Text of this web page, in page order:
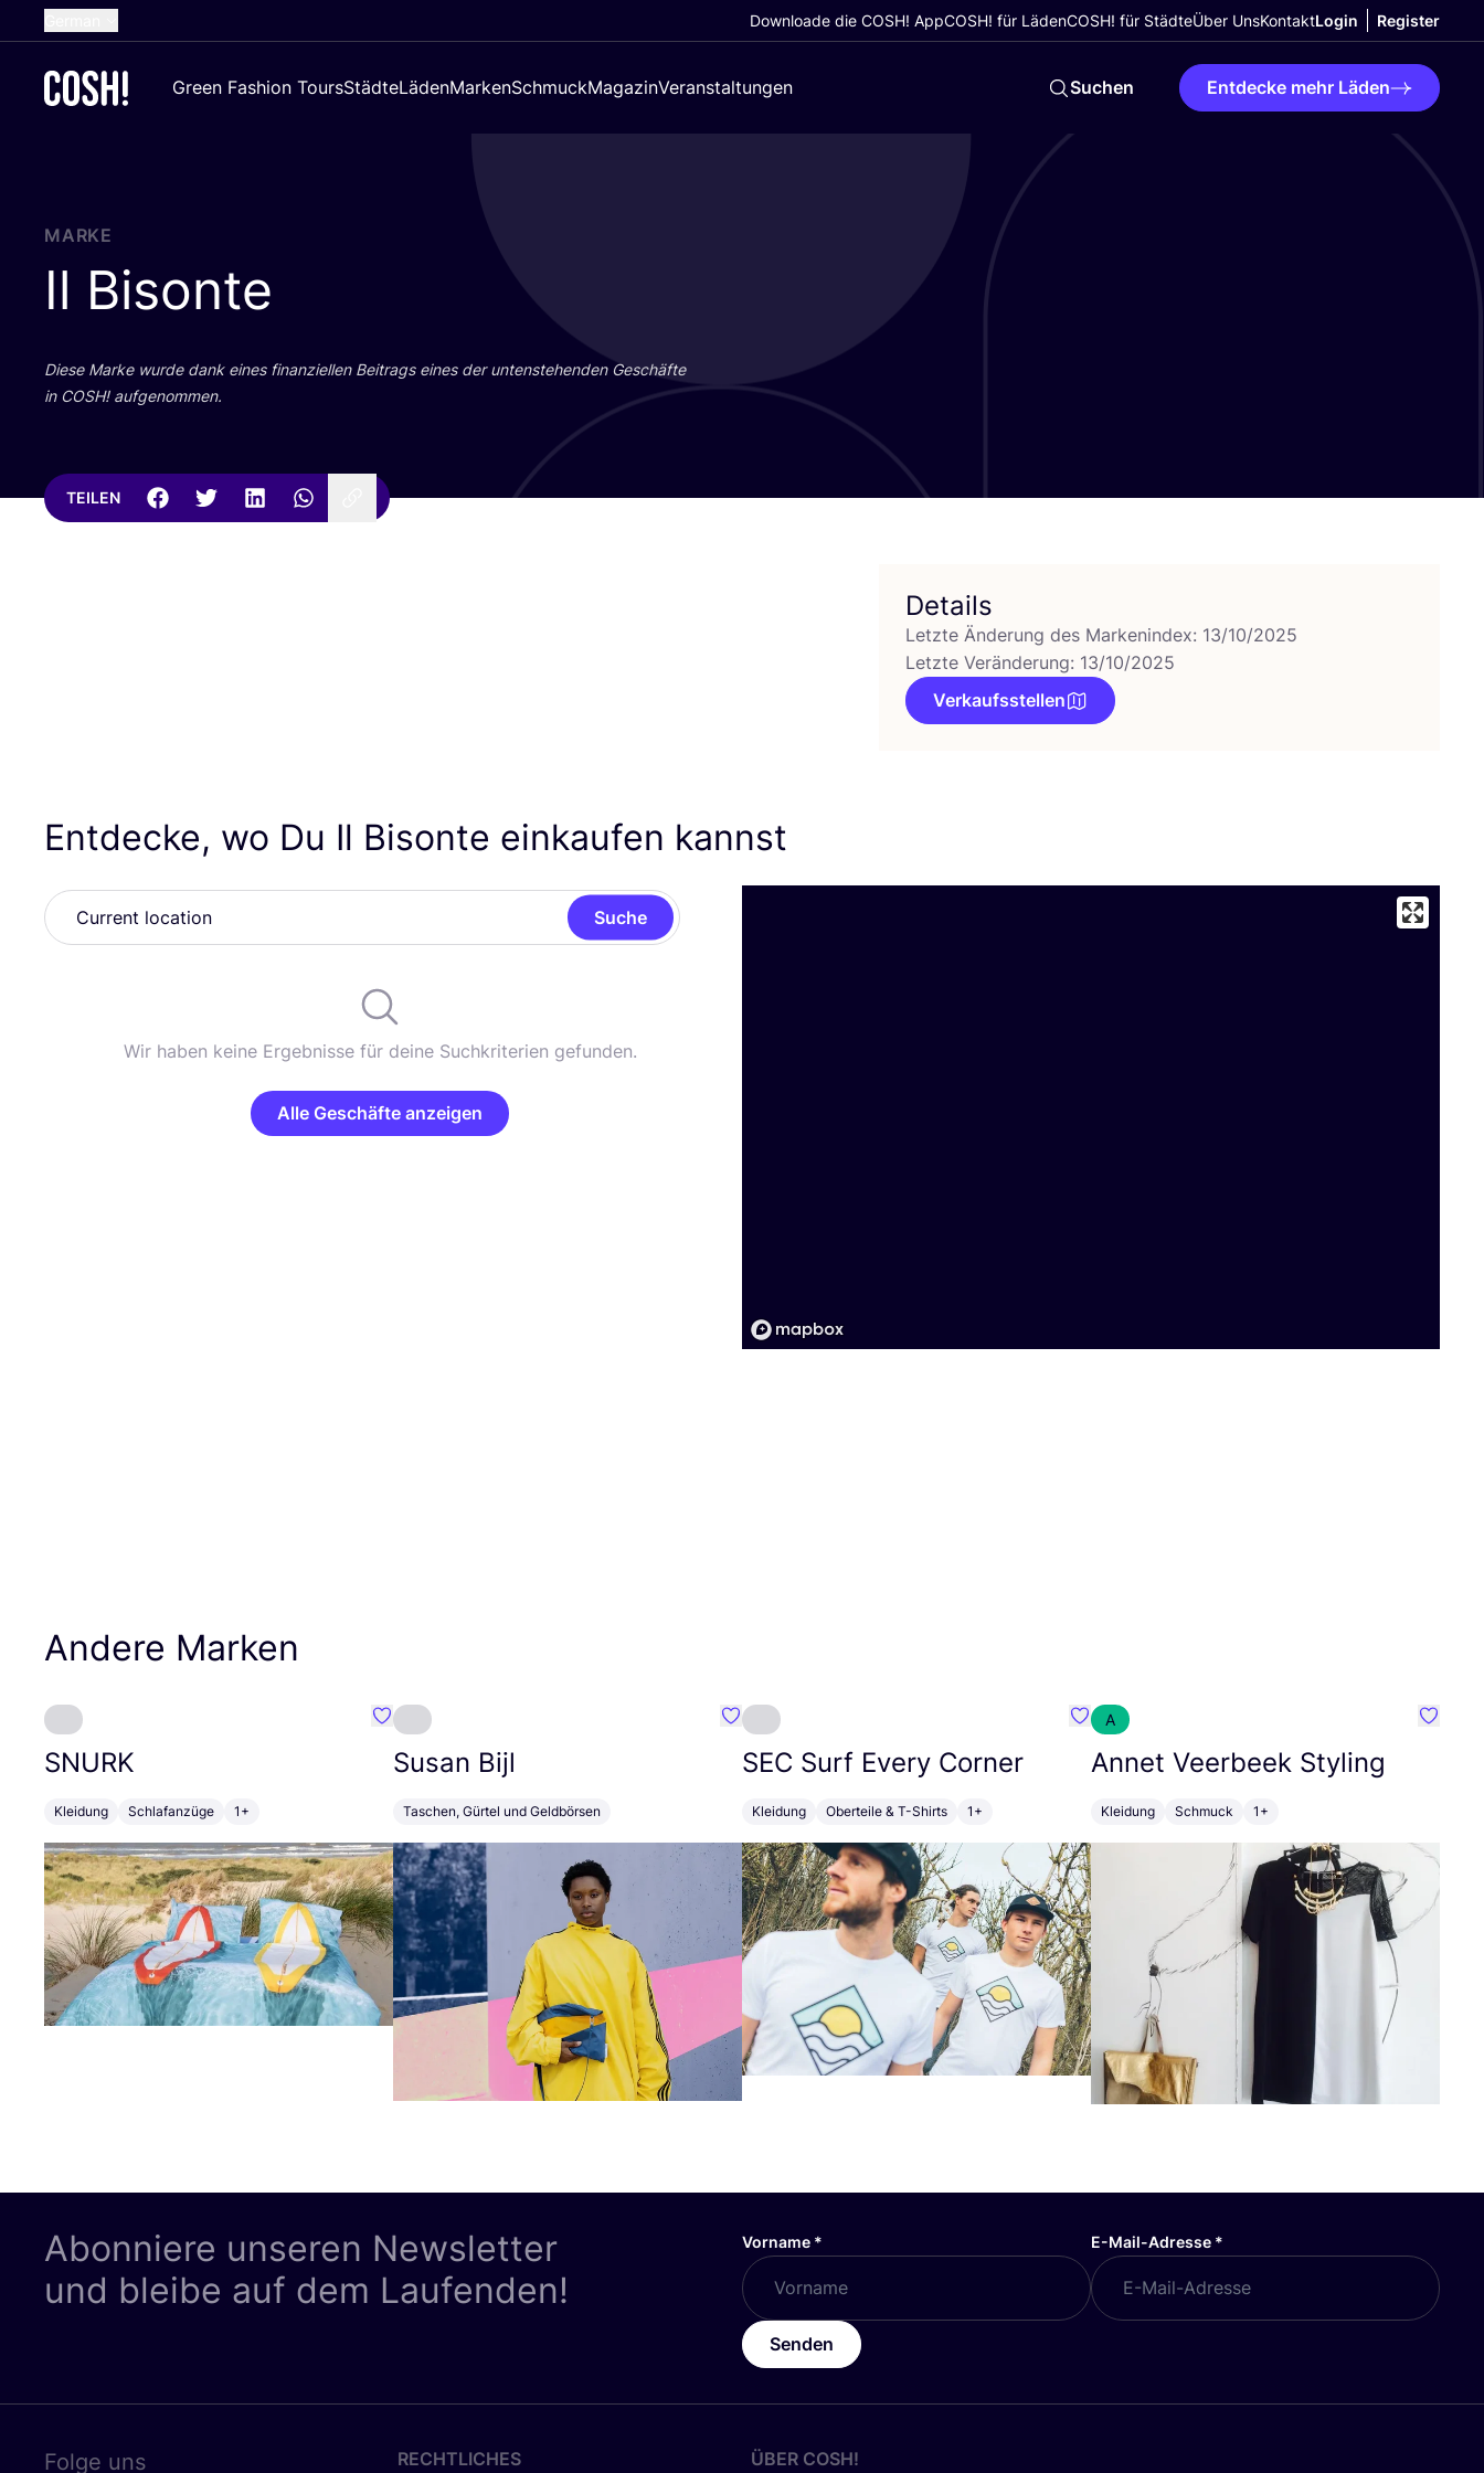
Dutch
Croatian
Downloade die COSH! AppCOSH! für LädenCOSH! für StädteÜber UnsKontaktLogin Register
Green Fashion ToursStädteLädenMarkenSchmuckMagazinVeranstaltungen Suchen Entdecke mehr Läden
MARKE
Il Bisonte
Die­se Mar­ke wur­de dank eines finan­zi­el­len Bei­trags eines der unten­ste­hen­den Geschäf­te
in COSH! aufgenommen.
TEILEN
Details
Letzte Änderung des Markenindex: 13/10/2025
Letzte Veränderung: 13/10/2025
Verkaufsstellen
Entdecke, wo Du Il Bisonte einkaufen kannst
Suche
Wir haben keine Ergebnisse für deine Suchkriterien gefunden.
Alle Geschäfte anzeigen
Andere Marken
SNURK
Kleidung Schlafanzüge 1+
Favorit SNURK
Susan Bijl
Taschen, Gürtel und Geldbörsen
Favorit Susan Bijl
SEC Surf Every Corner
Kleidung Oberteile & T-Shirts 1+
Favorit SEC Surf Every Corner
A
Annet Veerbeek Styling
Kleidung Schmuck 1+
Favorit
Abonniere unseren Newsletter
und bleibe auf dem Laufenden!
Vorname * E-Mail-Adresse *
Senden
Folge uns RECHTLICHES ÜBER COSH!